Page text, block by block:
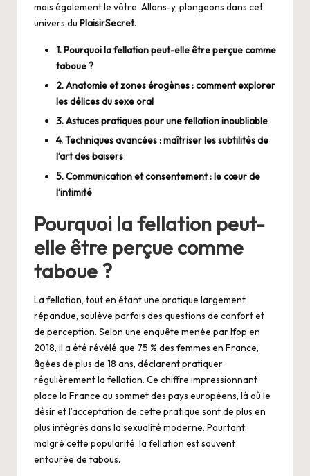
mais également le vôtre. Allons-y, plongeons dans cet
univers du PlaisirSecret.
1. Pourquoi la fellation peut-elle être perçue comme
taboue ?
2. Anatomie et zones érogènes : comment explorer
les délices du sexe oral
3. Astuces pratiques pour une fellation inoubliable
4. Techniques avancées : maîtriser les subtilités de
l’art des baisers
5. Communication et consentement : le cœur de
l’intimité
Pourquoi la fellation peut-
elle être perçue comme
taboue ?
La fellation, tout en étant une pratique largement
répandue, soulève parfois des questions de confort et
de perception. Selon une enquête menée par Ifop en
2018, il a été révélé que 75 % des femmes en France,
âgées de plus de 18 ans, déclarent pratiquer
régulièrement la fellation. Ce chiffre impressionnant
place la France au sommet des pays européens, là où le
désir et l’acceptation de cette pratique sont de plus en
plus intégrés dans la sexualité moderne. Pourtant,
malgré cette popularité, la fellation est souvent
entourée de tabous.